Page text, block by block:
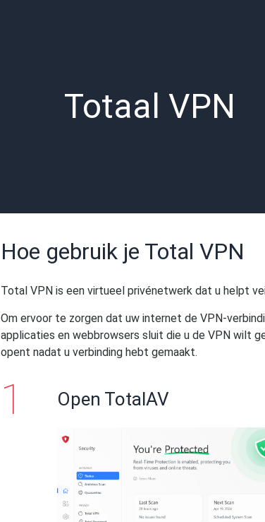
Totaal VPN
Hoe gebruik je Total VPN
Total VPN is een virtueel privénetwerk dat u helpt
Om ervoor te zorgen dat uw internet de VPN-
applicaties en webbrowsers sluit die u de VPN wilt
opent nadat u verbinding hebt gemaakt.
Open TotalAV